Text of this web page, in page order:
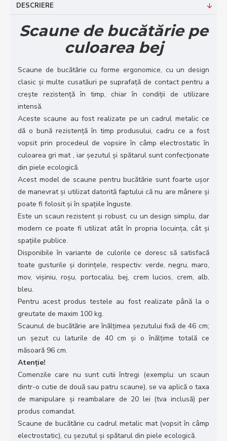
DESCRIERE
Scaune de bucătărie pe
culoarea bej
Scaune de bucătărie cu forme ergonomice, cu un design
clasic și multe cusatăuri pe suprafață de contact pentru a
crește rezistență în timp, chiar în condiții de utilizare
intensă.
Aceste scaune au fost realizate pe un cadrul metalic ce
dă o bună rezistență în timp produsului, cadru ce a fost
vopsit prin procedeul de vopsire în câmp electrostatic în
culoarea gri mat , iar șezutul și spătarul sunt confecționate
din piele ecologică.
Acest model de scaune pentru bucătărie sunt foarte ușor
de manevrat și utilizat datorită faptului că nu are mânere și
poate fi folosit și în spațiile înguste.
Este un scaun rezistent și robust, cu un design simplu, dar
modern ce poate fi utilizat atât în propria locuința, cât și
spațiile publice.
Disponibile în variante de culorile ce doresc să satisfacă
toate gusturile și dorințele, respectiv: verde, negru, maro,
mov, vișiniu, roșu, portocaliu, bej, crem lucios, crem, alb,
bleu.
Pentru acest produs testele au fost realizate până la o
greutate de maxim 100 kg.
Scaunul de bucătărie are înălțimea șezutului fixă de 46 cm;
un șezut cu laturile de 40 cm și o înălțime totală ce
măsoară 96 cm.
Atenție!
Comenzile care nu sunt cutii întregi (exemplu: un scaun
dintr-o cutie de două sau patru scaune), se va aplică o taxa
de manipulare și reambalare de 20 lei (tva inclusă) per
produs comandat.
Scaune de bucătărie cu cadrul metalic mat (vopsit în câmp
electrostatic), cu șezutul și spătarul din piele ecologică.